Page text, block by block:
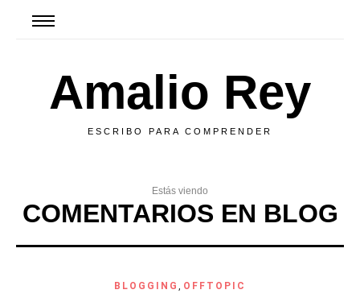
Amalio Rey
ESCRIBO PARA COMPRENDER
Estás viendo
COMENTARIOS EN BLOG
BLOGGING , OFFTOPIC